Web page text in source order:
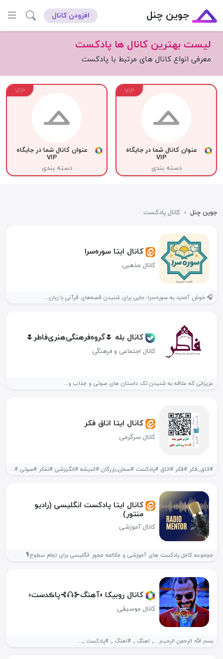
جوین چنل افزودن کانال
لیست بهترین کانال ها پادکست
معرفی انواع کانال های مرتبط با پادکست
VIP
عنوان کانال شما در جایگاه
VIP
دسته بندی
VIP
عنوان کانال شما در جایگاه
VIP
دسته بندی
جوین چنل › کانال پادکست
کانال ایتا سوره‌سرا
کانال مذهبی
🎧 خوش آمدید به سوره‌سرا؛ جایی برای شنیدن قصه‌های قرآنی با زبان...
کانال بله 🌷گروه‌فرهنگی‌‌هنری‌فاطر🌷
کانال اجتماعی و فرهنگی
عزیزانی که علاقه به شنیدن تک داستان های صوتی و جذاب و...
کانال ایتا اتاق فکر
کانال سرگرمی
#اتاق_فکر #فکر #اتاق #پادکست #سخن_بزرگان #اندیشه #انگیزشی #تفکر #صوتی #کتاب #کتاب_صوتی کتاب...
کانال ایتا پادکست انگلیسی (رادیو
منتور)
کانال آموزشی
مجموعه کامل پادکست های آموزشی و مکالمه محور انگلیسی برای تمام سطوح🎙
کانال روبیکا «آهنگ⊰𖦤‌⊱پاڪدست»
کانال موسیقی
بسم الله الرحمن الرحیم . ,, اهنگ ,, #اهنگ ,, #پادکست ,,...